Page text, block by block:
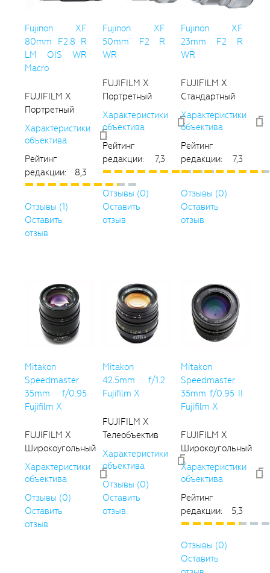
Fujinon XF
80mm F2.8 R
LM OIS WR
Macro
FUJIFILM X
Портретный
Характеристики
объектива
Рейтинг
редакции: 8,3
Отзывы (1)
Оставить
отзыв
Fujinon XF
50mm F2 R
WR
FUJIFILM X
Портретный
Характеристики
объектива
Рейтинг
редакции: 7,3
Отзывы (0)
Оставить
отзыв
Fujinon XF
23mm F2 R
WR
FUJIFILM X
Стандартный
Характеристики
объектива
Рейтинг
редакции: 7,3
Отзывы (0)
Оставить
отзыв
Mitakon
Speedmaster
35mm f/0.95
Fujifilm X
FUJIFILM X
Широкоугольный
Характеристики
объектива
Отзывы (0)
Оставить
отзыв
Mitakon
42.5mm f/1.2
Fujifilm X
FUJIFILM X
Телеобъектив
Характеристики
объектива
Отзывы (0)
Оставить
отзыв
Mitakon
Speedmaster
35mm f/0.95 II
Fujifilm X
FUJIFILM X
Широкоугольный
Характеристики
объектива
Рейтинг
редакции: 5,3
Отзывы (0)
Оставить